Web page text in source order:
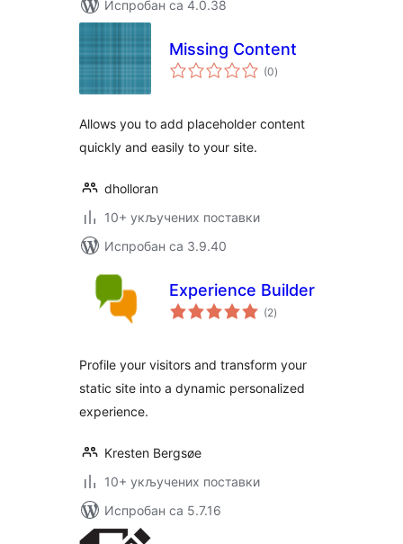
Испробан са 4.0.38
Missing Content
(0укупних
оцена
)
Allows you to add placeholder content
quickly and easily to your site.
dholloran
10+ укључених поставки
Испробан са 3.9.40
Experience Builder
(2укупних
оцена
)
Profile your visitors and transform your
static site into a dynamic personalized
experience.
Kresten Bergsøe
10+ укључених поставки
Испробан са 5.7.16